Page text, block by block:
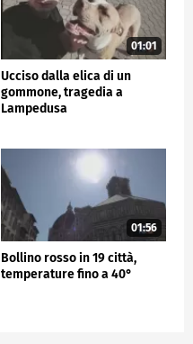
01:01
Ucciso dalla elica di un
gommone, tragedia a
Lampedusa
01:56
Bollino rosso in 19 città,
temperature fino a 40°